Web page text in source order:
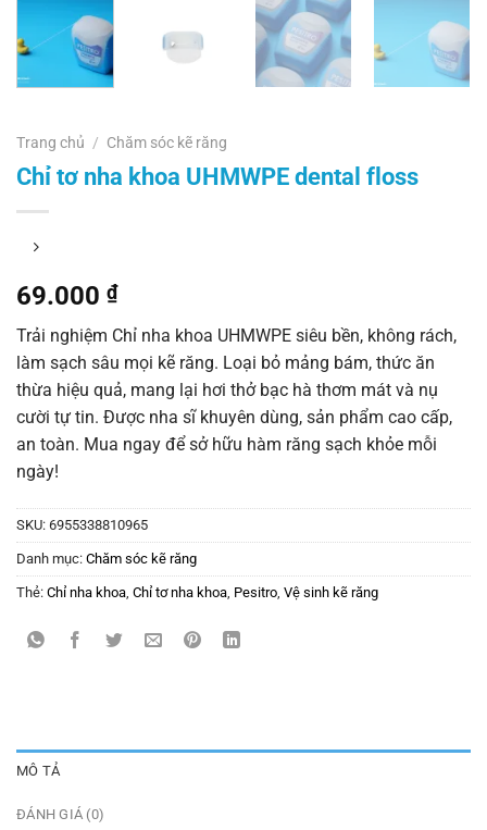
Trang chủ / Chăm sóc kẽ răng
Chỉ tơ nha khoa UHMWPE dental floss
69.000 ₫
Trải nghiệm Chỉ nha khoa UHMWPE siêu bền, không rách,
làm sạch sâu mọi kẽ răng. Loại bỏ mảng bám, thức ăn
thừa hiệu quả, mang lại hơi thở bạc hà thơm mát và nụ
cười tự tin. Được nha sĩ khuyên dùng, sản phẩm cao cấp,
an toàn. Mua ngay để sở hữu hàm răng sạch khỏe mỗi
ngày!
SKU: 6955338810965
Danh mục: Chăm sóc kẽ răng
Thẻ: Chỉ nha khoa Chỉ tơ nha khoa Pesitro Vệ sinh kẽ răng
MÔ TẢ
ĐÁNH GIÁ (0)